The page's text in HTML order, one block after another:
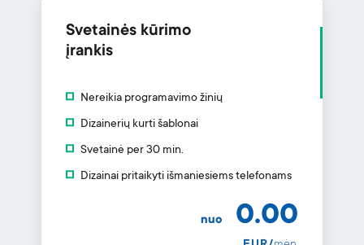
Svetainės kūrimo
įrankis
Nereikia programavimo žinių
Dizainerių kurti šablonai
Svetainė per 30 min.
Dizainai pritaikyti išmaniesiems telefonams
nuo 0.00